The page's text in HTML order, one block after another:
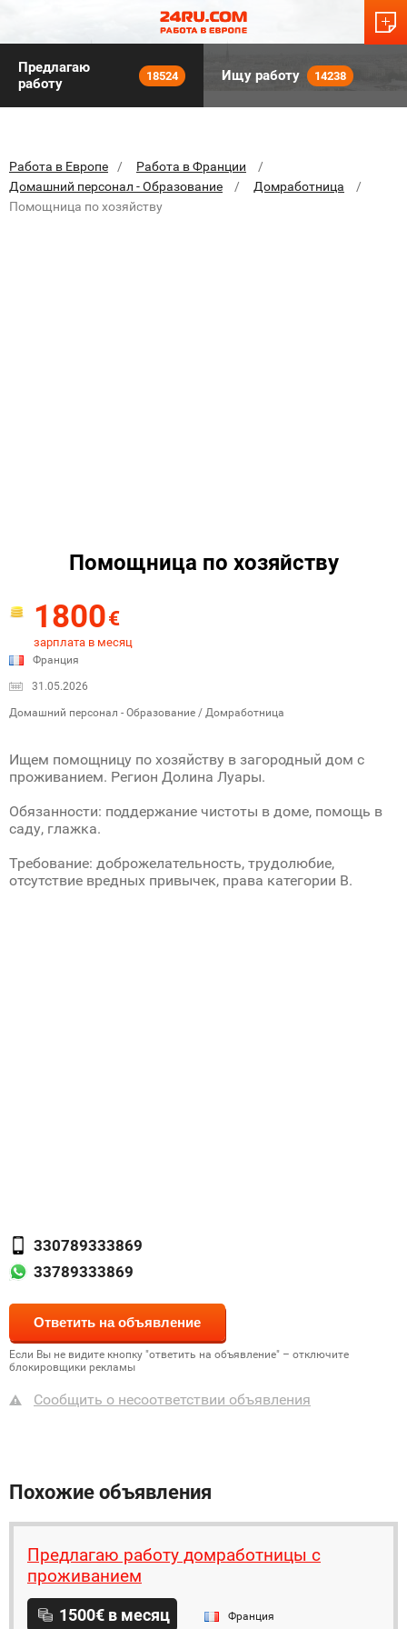
Предлагаю
работу
18524 Ищу работу 14238
Работа в Европе
Работа в Франции
Домашний персонал - Образование
Домработница
Помощница по хозяйству
Помощница по хозяйству
1800€
зарплата в месяц
Франция
31.05.2026
Домашний персонал - Образование / Домработница
Ищем помощницу по хозяйству в загородный дом с
проживанием. Регион Долина Луары.
Обязанности: поддержание чистоты в доме, помощь в
саду, глажка.
Требование: доброжелательность, трудолюбие,
отсутствие вредных привычек, права категории B.
330789333869
33789333869
Если Вы не видите кнопку "ответить на объявление" – отключите
блокировщики рекламы
Сообщить о несоответствии объявления
Похожие объявления
Предлагаю работу домработницы с
проживанием
1500€ в месяц Франция